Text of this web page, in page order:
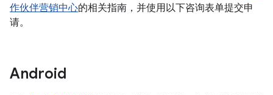
作伙伴营销中心的相关指南，并使用以下咨询表单提交申
请。
Android